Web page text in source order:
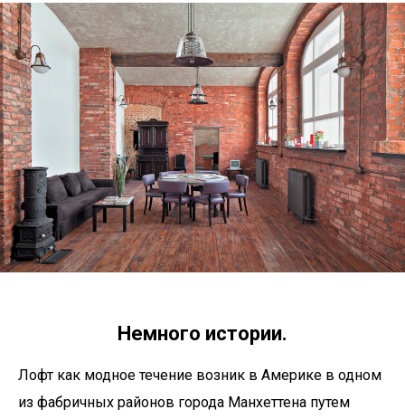
Немного истории.
Лофт как модное течение возник в Америке в одном
из фабричных районов города Манхеттена путем